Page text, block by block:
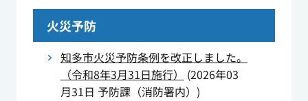
火災予防
知多市火災予防条例を改正しました。
（令和8年3月31日施行）
(2026年03
月31日 予防課（消防署内） )